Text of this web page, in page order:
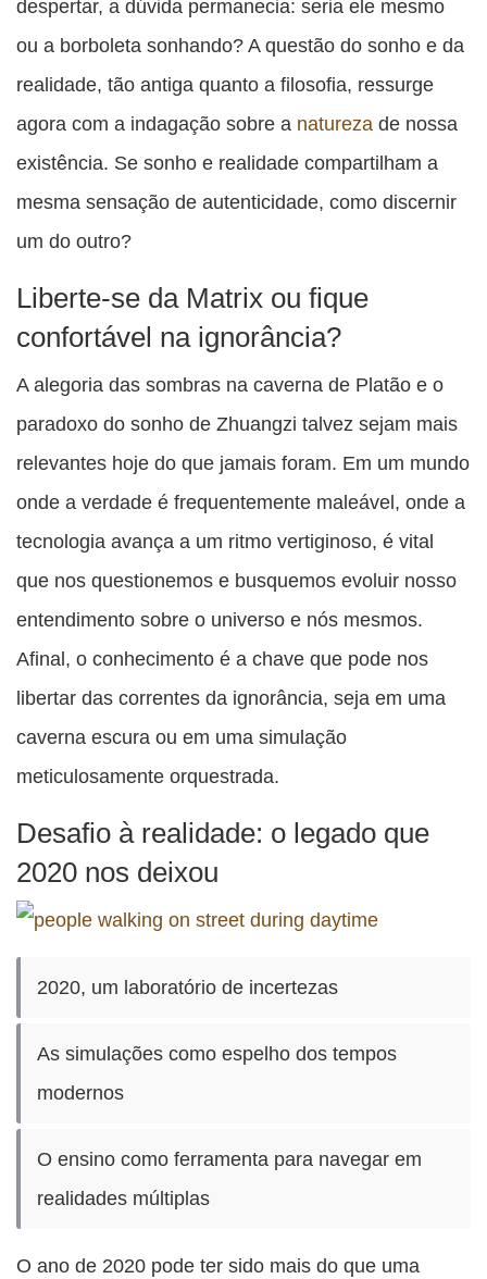
despertar, a dúvida permanecia: seria ele mesmo
ou a borboleta sonhando? A questão do sonho e da
realidade, tão antiga quanto a filosofia, ressurge
agora com a indagação sobre a natureza de nossa
existência. Se sonho e realidade compartilham a
mesma sensação de autenticidade, como discernir
um do outro?
Liberte-se da Matrix ou fique
confortável na ignorância?
A alegoria das sombras na caverna de Platão e o
paradoxo do sonho de Zhuangzi talvez sejam mais
relevantes hoje do que jamais foram. Em um mundo
onde a verdade é frequentemente maleável, onde a
tecnologia avança a um ritmo vertiginoso, é vital
que nos questionemos e busquemos evoluir nosso
entendimento sobre o universo e nós mesmos.
Afinal, o conhecimento é a chave que pode nos
libertar das correntes da ignorância, seja em uma
caverna escura ou em uma simulação
meticulosamente orquestrada.
Desafio à realidade: o legado que
2020 nos deixou
2020, um laboratório de incertezas
As simulações como espelho dos tempos
modernos
O ensino como ferramenta para navegar em
realidades múltiplas
O ano de 2020 pode ter sido mais do que uma